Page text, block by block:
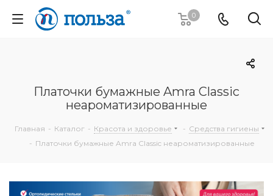
0
Платочки бумажные Amra Classic
неароматизированные
Главная - Каталог - Красота и здоровье - Средства гигиены
- Платочки бумажные Amra Classic неароматизированные